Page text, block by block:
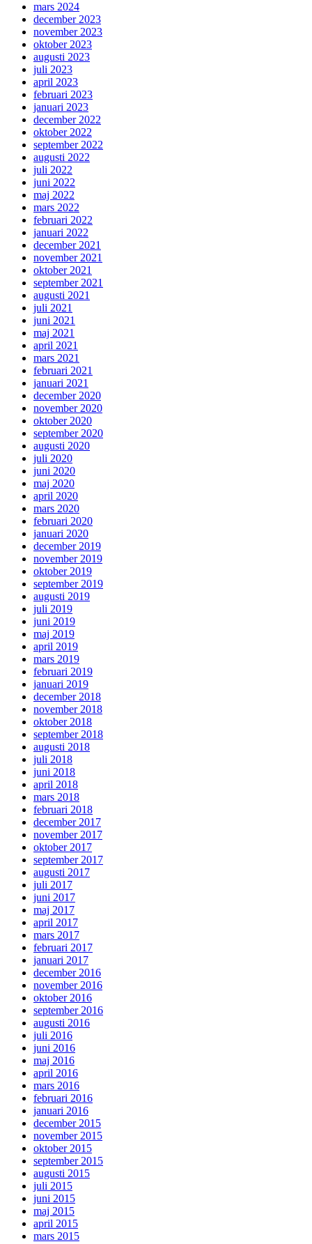
mars 2024
december 2023
november 2023
oktober 2023
augusti 2023
juli 2023
april 2023
februari 2023
januari 2023
december 2022
oktober 2022
september 2022
augusti 2022
juli 2022
juni 2022
maj 2022
mars 2022
februari 2022
januari 2022
december 2021
november 2021
oktober 2021
september 2021
augusti 2021
juli 2021
juni 2021
maj 2021
april 2021
mars 2021
februari 2021
januari 2021
december 2020
november 2020
oktober 2020
september 2020
augusti 2020
juli 2020
juni 2020
maj 2020
april 2020
mars 2020
februari 2020
januari 2020
december 2019
november 2019
oktober 2019
september 2019
augusti 2019
juli 2019
juni 2019
maj 2019
april 2019
mars 2019
februari 2019
januari 2019
december 2018
november 2018
oktober 2018
september 2018
augusti 2018
juli 2018
juni 2018
april 2018
mars 2018
februari 2018
december 2017
november 2017
oktober 2017
september 2017
augusti 2017
juli 2017
juni 2017
maj 2017
april 2017
mars 2017
februari 2017
januari 2017
december 2016
november 2016
oktober 2016
september 2016
augusti 2016
juli 2016
juni 2016
maj 2016
april 2016
mars 2016
februari 2016
januari 2016
december 2015
november 2015
oktober 2015
september 2015
augusti 2015
juli 2015
juni 2015
maj 2015
april 2015
mars 2015